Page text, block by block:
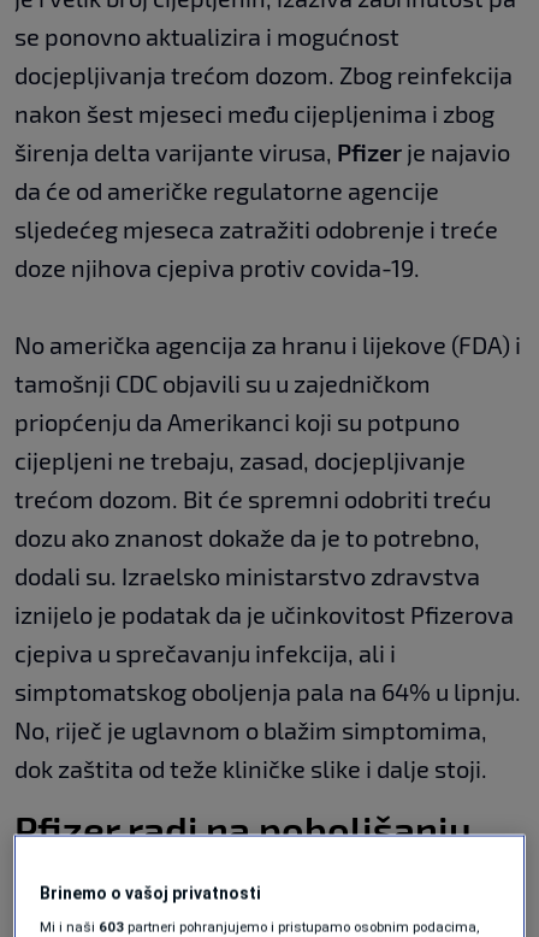
se ponovno aktualizira i mogućnost
docjepljivanja trećom dozom. Zbog reinfekcija
nakon šest mjeseci među cijepljenima i zbog
širenja delta varijante virusa, Pfizer je najavio
da će od američke regulatorne agencije
sljedećeg mjeseca zatražiti odobrenje i treće
doze njihova cjepiva protiv covida-19.
No američka agencija za hranu i lijekove (FDA) i
tamošnji CDC objavili su u zajedničkom
priopćenju da Amerikanci koji su potpuno
cijepljeni ne trebaju, zasad, docjepljivanje
trećom dozom. Bit će spremni odobriti treću
dozu ako znanost dokaže da je to potrebno,
dodali su. Izraelsko ministarstvo zdravstva
iznijelo je podatak da je učinkovitost Pfizerova
cjepiva u sprečavanju infekcija, ali i
simptomatskog oboljenja pala na 64% u lipnju.
No, riječ je uglavnom o blažim simptomima,
dok zaštita od teže kliničke slike i dalje stoji.
Pfizer radi na poboljšanju
Brinemo o vašoj privatnosti
Mi i naši 603 partneri pohranjujemo i pristupamo osobnim podacima,